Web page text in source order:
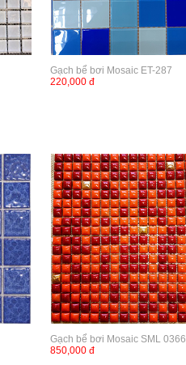
Gạch bể bơi Mosaic ET-287
220,000 đ
Gạch bể bơi Mosaic SML 0366
850,000 đ